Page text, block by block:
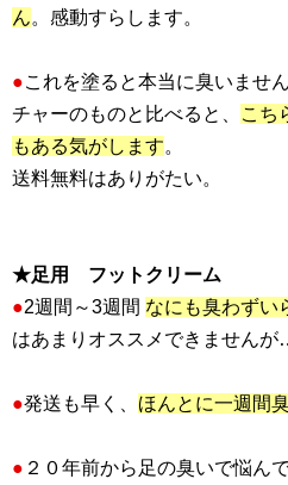
ん。感動すらします。
●これを塗ると本当に臭いませ
チャーのものと比べると、
こち
もある気がします。
送料無料はありがたい。
★足用 フットクリーム
●2週間～3週間 なにも臭わずい
はあまりオススメできませんが
●発送も早く、 ほんとに一週間
● ２０年前から足の臭いで悩ん